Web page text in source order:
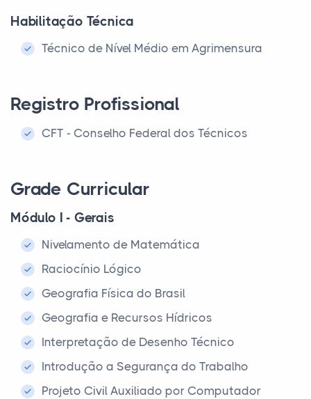
Habilitação Técnica
Técnico de Nível Médio em Agrimensura
Registro Profissional
CFT - Conselho Federal dos Técnicos
Grade Curricular
Módulo I - Gerais
Nivelamento de Matemática
Raciocínio Lógico
Geografia Física do Brasil
Geografia e Recursos Hídricos
Interpretação de Desenho Técnico
Introdução a Segurança do Trabalho
Projeto Civil Auxiliado por Computador